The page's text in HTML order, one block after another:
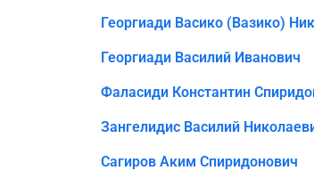
Георгиади Васико (Вазико)
Георгиади Василий Иванович
Фаласиди Константин
Зангелидис Василий
Сагиров Аким Спиридонович